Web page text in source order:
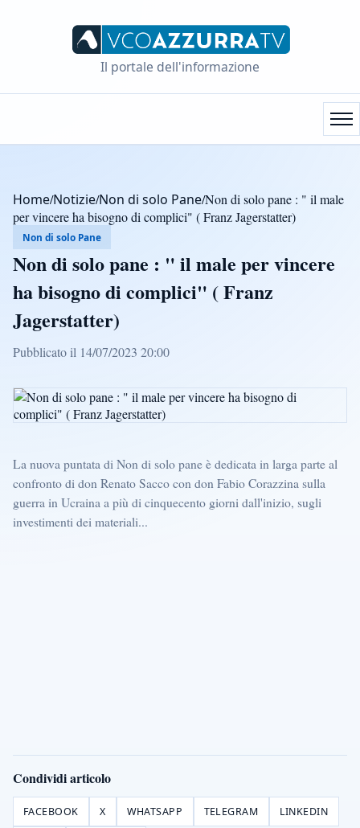
Il portale dell'informazione
Home/Notizie/Non di solo Pane/Non di solo pane : " il male
per vincere ha bisogno di complici" ( Franz Jagerstatter)
Non di solo Pane
Non di solo pane : " il male per vincere
ha bisogno di complici" ( Franz
Jagerstatter)
Pubblicato il 14/07/2023 20:00
La nuova puntata di Non di solo pane è dedicata in larga parte al
confronto di don Renato Sacco con don Fabio Corazzina sulla
guerra in Ucraina a più di cinquecento giorni dall'inizio, sugli
investimenti dei materiali...
Condividi articolo
FACEBOOK X WHATSAPP TELEGRAM LINKEDIN